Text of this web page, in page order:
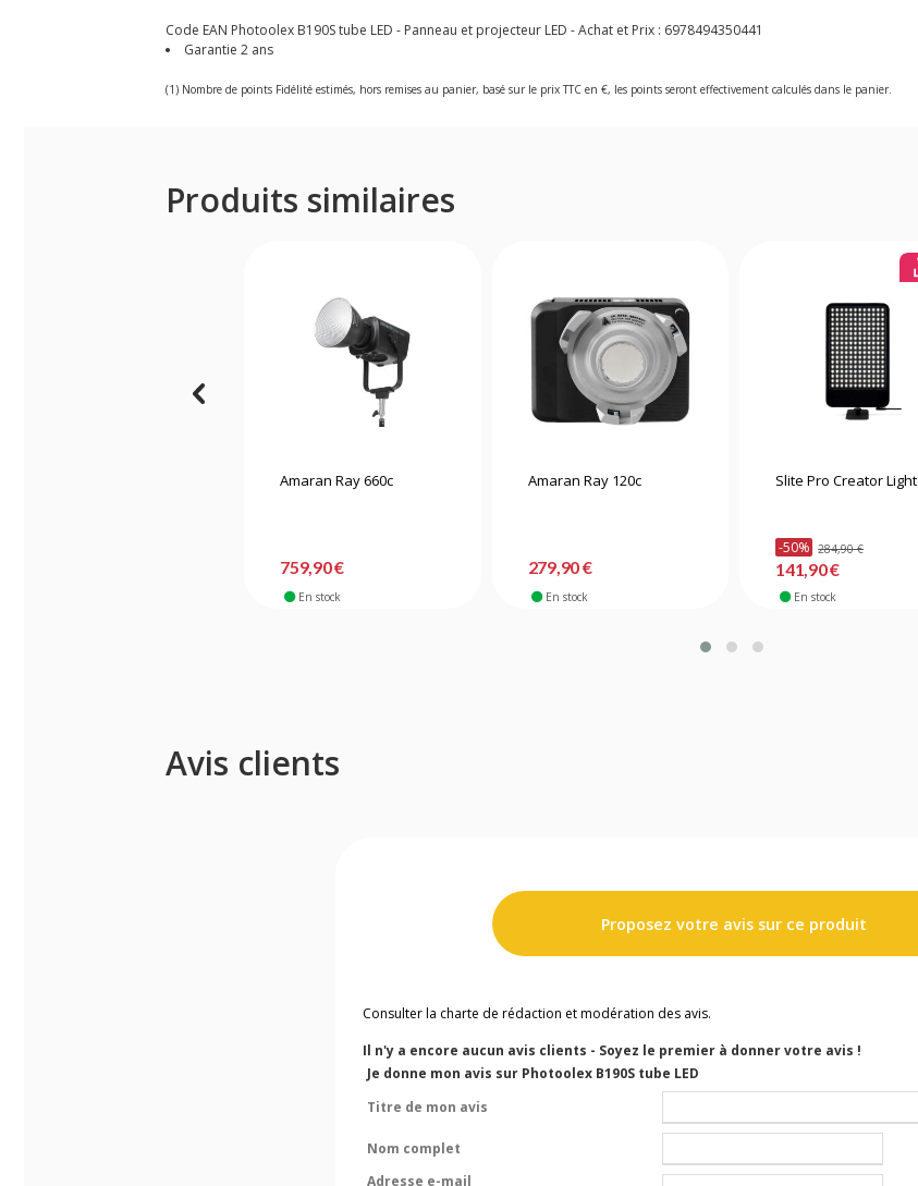
Code EAN Photoolex B190S tube LED - Panneau et projecteur LED - Achat et Prix : 6978494350441
Garantie 2 ans
(1) Nombre de points Fidélité estimés, hors remises au panier, basé sur le prix TTC en €, les points seront effectivement calculés dans le panier.
Produits similaires
Amaran Ray 660c
759,90 €
En stock
Amaran Ray 120c
279,90 €
En stock
Slite Pro Creator Light
-50% 284,90 €
141,90 €
En stock
Avis clients
Proposez votre avis sur ce produit
Consulter la charte de rédaction et modération des avis.
Il n'y a encore aucun avis clients - Soyez le premier à donner votre avis !
Je donne mon avis sur Photoolex B190S tube LED
Titre de mon avis
Nom complet
Adresse e-mail